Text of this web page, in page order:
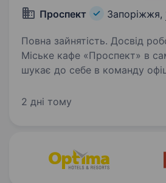
Проспект Запоріжжя,
Повна зайнятість. Досвід
Міське кафе «Проспект» в
шукає до себе в команду
роботи, твого розвитку та
2 дні тому